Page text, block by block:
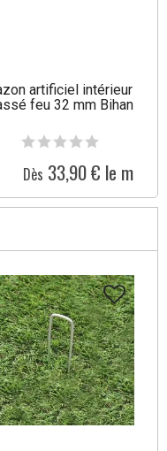
artificiel intérieur
feu 32 mm Bihan
Dès 33,90 € le m²